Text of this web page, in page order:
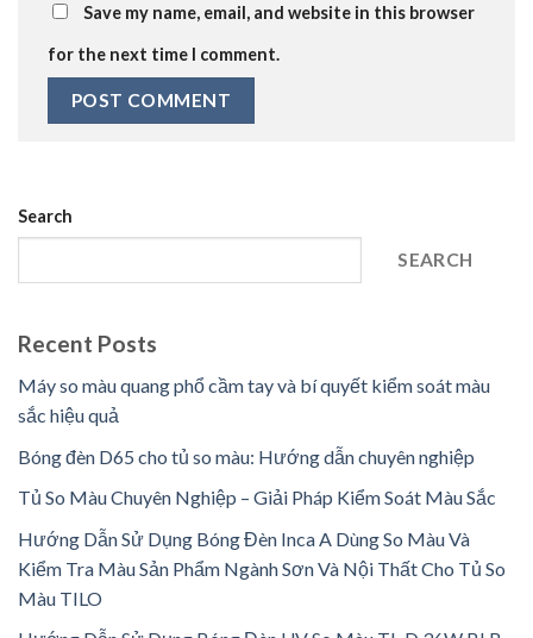
Save my name, email, and website in this browser
for the next time I comment.
Search
SEARCH
Recent Posts
Máy so màu quang phổ cầm tay và bí quyết kiểm soát màu
sắc hiệu quả
Bóng đèn D65 cho tủ so màu: Hướng dẫn chuyên nghiệp
Tủ So Màu Chuyên Nghiệp – Giải Pháp Kiểm Soát Màu Sắc
Hướng Dẫn Sử Dụng Bóng Đèn Inca A Dùng So Màu Và
Kiểm Tra Màu Sản Phẩm Ngành Sơn Và Nội Thất Cho Tủ So
Màu TILO